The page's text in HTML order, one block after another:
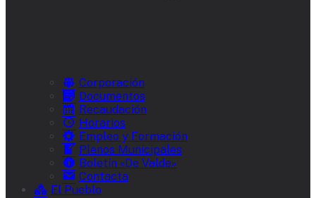
Corporación
Documentos
Recaudación
Horarios
Empleo y Formación
Plenos Municipales
Boletín «De Valde»
Contacta
El Pueblo